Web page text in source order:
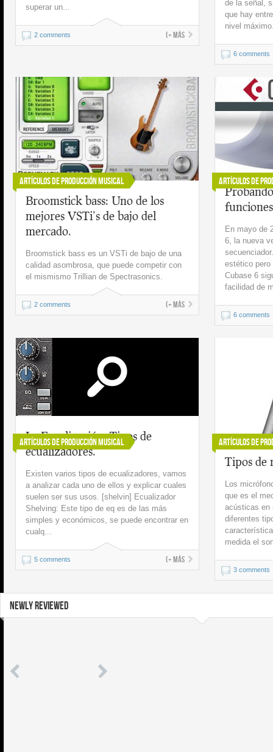
superar un...
2 comments (+ más
de la señal,
que hay
nivel
6 comments
Artículos de Producción Musical
Broomstick bass: Uno de los
mejores VSTi’s de bajo del
mercado.
Broomstick bass es un VSTi de bajo de una
calidad asombrosa, que puede competir con
el mismismo Trillian de Spectrasonics.
2 comments (+ más
Artículos de
En mayo de
6, la nueva
estético pero
Cubase 6
facilidad de
6 comments
Artículos de Producción Musical
La Ecualización: Tipos de
ecualizadores.
Existen varios tipos de ecualizadores, vamos
a analizar cada uno de ellos y explicar cuales
suelen ser sus usos. [shelvin] Ecualizador
Shelving: Este tipo de eq es de las más
simples y económicos, se puede encontrar en
cualq...
5 comments (+ más
Artículos de
Tipos de
Los
que es el
acústicas en
diferentes
medida el
3 comments
NEWLY REVIEWED